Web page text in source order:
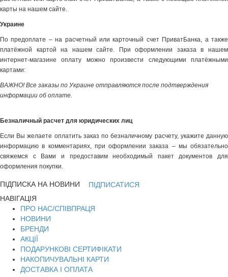
карты на нашем сайте.
Украине
По предоплате – на расчетный или карточный счет ПриватБанка, а также
платёжной картой на нашем сайте. При оформлении заказа в нашем
интернет-магазине оплату можно произвести следующими платёжными
картами:
ВАЖНО! Все заказы по Украине отправляются после подтверждения
информации об оплате.
Безналичный расчет для юридических лиц
Если Вы желаете оплатить заказ по безналичному расчету, укажите данную
информацию в комментариях, при оформлении заказа – мы обязательно
свяжемся с Вами и предоставим необходимый пакет документов для
оформления покупки.
ПІДПИСКА НА НОВИНИ
ПІДПИСАТИСЯ
НАВІГАЦІЯ
ПРО НАС/СПІВПРАЦЯ
НОВИНИ
БРЕНДИ
АКЦІЇ
ПОДАРУНКОВІ СЕРТИФІКАТИ
НАКОПИЧУВАЛЬНІ КАРТИ
ДОСТАВКА І ОПЛАТА